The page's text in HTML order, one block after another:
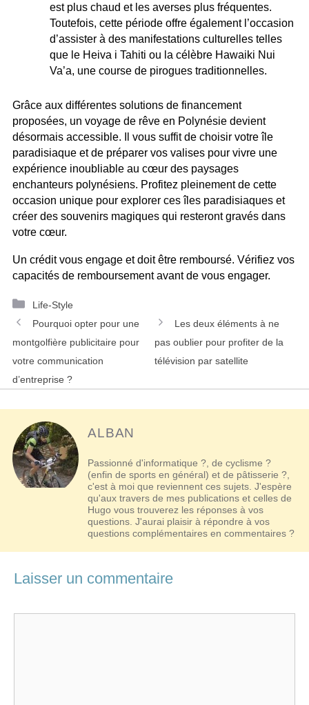
est plus chaud et les averses plus fréquentes.
Toutefois, cette période offre également l’occasion
d’assister à des manifestations culturelles telles
que le Heiva i Tahiti ou la célèbre Hawaiki Nui
Va’a, une course de pirogues traditionnelles.
Grâce aux différentes solutions de financement
proposées, un voyage de rêve en Polynésie devient
désormais accessible. Il vous suffit de choisir votre île
paradisiaque et de préparer vos valises pour vivre une
expérience inoubliable au cœur des paysages
enchanteurs polynésiens. Profitez pleinement de cette
occasion unique pour explorer ces îles paradisiaques et
créer des souvenirs magiques qui resteront gravés dans
votre cœur.
Un crédit vous engage et doit être remboursé. Vérifiez vos
capacités de remboursement avant de vous engager.
Catégories
Life-Style
Navigation
des
articles
Pourquoi opter pour une
montgolfière publicitaire pour
votre communication
d’entreprise ?
Les deux éléments à ne
pas oublier pour profiter de la
télévision par satellite
ALBAN
Passionné d'informatique ?, de cyclisme ?
(enfin de sports en général) et de pâtisserie ?,
c'est à moi que reviennent ces sujets. J'espère
qu'aux travers de mes publications et celles de
Hugo vous trouverez les réponses à vos
questions. J'aurai plaisir à répondre à vos
questions complémentaires en commentaires ?
Laisser un commentaire